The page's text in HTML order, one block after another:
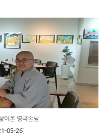
아온 영국손님
05-26]